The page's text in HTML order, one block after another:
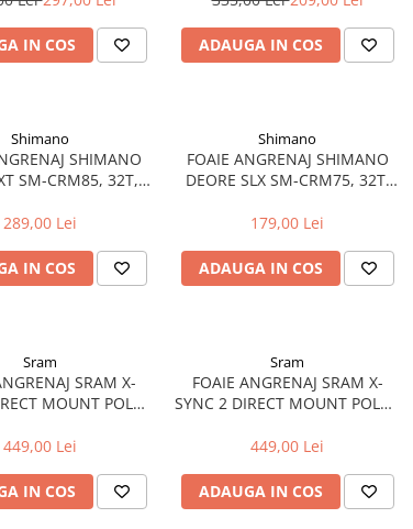
IN COS ADAUGA IN COS
Shimano
SHIMANO
SM-CRM85, 32T,
1/M8130-1)
289,00 Lei
IN COS
Shimano
FOAIE ANGRENAJ SHIMANO
DEORE SLX SM-CRM75, 32T,
M7100-1/M7130-1)
179,00 Lei
ADAUGA IN COS
Sram
SRAM X-
MOUNT POLAR
449,00 Lei
IN COS
Sram
FOAIE ANGRENAJ SRAM X-
SYNC 2 DIRECT MOUNT POLAR
449,00 Lei
ADAUGA IN COS